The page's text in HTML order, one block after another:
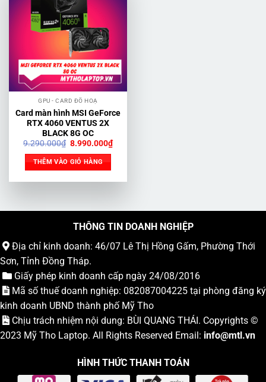
GPU - CARD ĐỒ HOẠ
Card màn hình MSI GeForce
RTX 4060 VENTUS 2X
BLACK 8G OC
9.290.000₫ Giá
là:
9.290.000₫.
8.990.000₫Giá
hiện
THÊM VÀO GIỎ HÀNG
THÔNG TIN DOANH NGHIỆP
Địa chỉ kinh doanh: 46/07 Lê Thị Hồng Gấm, Phường Thới
Sơn, Tỉnh Đồng Tháp.
Giấy phép kinh doanh cấp ngày 24/08/2016
Mã số thuế doanh nghiệp: 082087004225 tại phòng đăng ký
kinh doanh UBND thành phố Mỹ Tho
Chịu trách nhiệm nội dung: BÙI QUANG THÁI. Copyrights ©
2023 Mỹ Tho Laptop. All Rights Reserved Email: info@mtl.vn
HÌNH THỨC THANH TOÁN